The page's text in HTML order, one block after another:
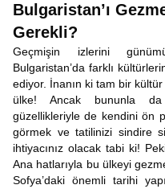
Bulgaristan’ı
Gerekli?
Geçmişin izlerini
Bulgaristan’da farklı
ediyor. İnanın ki tam bir
ülke! Ancak bununla da
güzellikleriyle de kendini ön
görmek ve tatilinizi sindire
ihtiyacınız olacak tabi ki!
Ana hatlarıyla bu ülkeyi
Sofya’daki önemli tarihi